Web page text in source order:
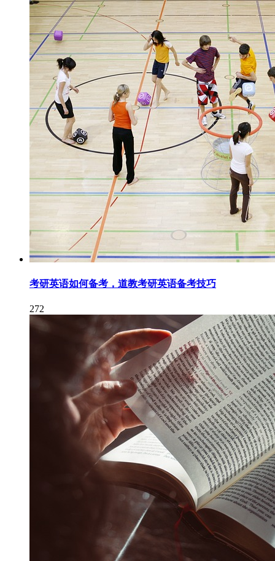
考研英语如何备考，道教考研英语备考技巧
272